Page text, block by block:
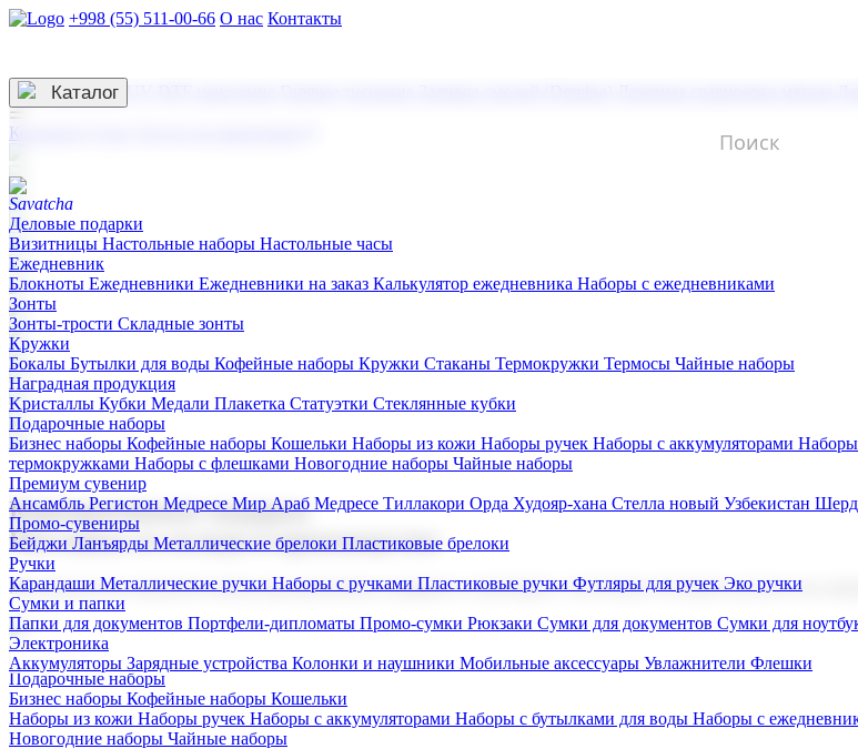
+998 (55) 511-00-66 О нас Контакты
3D гравировка
☰
Контакты
Каталог
Деловые подарки
Визитницы Настольные наборы Настольные часы
Ежедневник
Блокноты Ежедневники Ежедневники на заказ Калькулятор ежедневника Наборы с ежедневниками
Зонты
Зонты-трости Складные зонты
Кружки
Бокалы Бутылки для воды Кофейные наборы Кружки Стаканы Термокружки Термосы Чайные наборы
Наградная продукция
Kристаллы Кубки Медали Плакетка Статуэтки Стеклянные кубки
Подарочные наборы
Бизнес наборы Кофейные наборы Кошельки Наборы из кожи Наборы ручек Наборы с аккумуляторами
термокружками Наборы с флешками Новогодние наборы Чайные наборы
Премиум сувенир
Ансамбль Регистон Медресе Мир Араб Медресе Тиллакори Орда Худояр-хана Стелла новый Узбекистан
Промо-сувениры
Бейджи Ланъярды Металлические брелоки Пластиковые брелоки
Ручки
Карандаши Металлические ручки Наборы с ручками Пластиковые ручки Футляры для ручек Эко ручки
Сумки и папки
Папки для документов Портфели-дипломаты Промо-сумки Рюкзаки Сумки для документов Сумки для
Электроника
Аккумуляторы Зарядные устройства Колонки и наушники Мобильные аксессуары Увлажнители Флешки
Корпоративные подарки
Поставка со склада и производство
Мы предлагаем широкий выбор корпоративных подарков и сувениров с логотипом. В нашем каталоге вы
Подарочные наборы
Бизнес наборы Кофейные наборы Кошельки
Наборы из кожи Наборы ручек Наборы с аккумуляторами Наборы с бутылками для воды Наборы с
Новогодние наборы Чайные наборы